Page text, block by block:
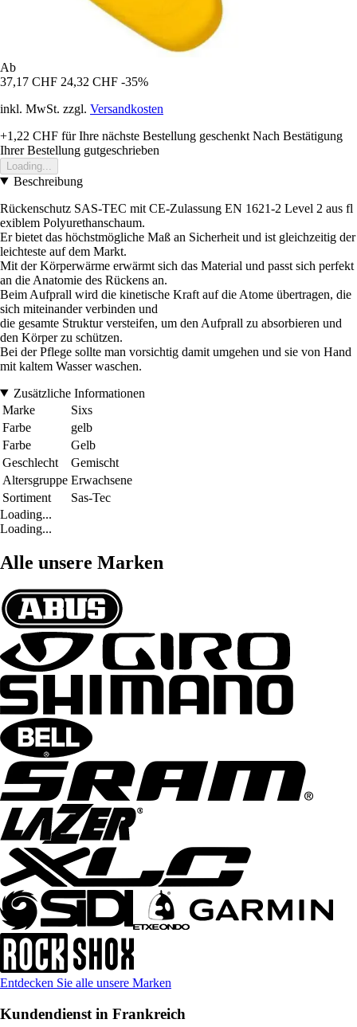
Ab
37,17 CHF 24,32 CHF -35%
inkl. MwSt. zzgl. Versandkosten
+1,22 CHF für Ihre nächste Bestellung geschenkt Nach Bestätigung
Ihrer Bestellung gutgeschrieben
Loading...
Beschreibung
Rückenschutz SAS-TEC mit CE-Zulassung EN 1621-2 Level 2 aus fl
exiblem Polyurethanschaum.
Er bietet das höchstmögliche Maß an Sicherheit und ist gleichzeitig der
leichteste auf dem Markt.
Mit der Körperwärme erwärmt sich das Material und passt sich perfekt
an die Anatomie des Rückens an.
Beim Aufprall wird die kinetische Kraft auf die Atome übertragen, die
sich miteinander verbinden und
die gesamte Struktur versteifen, um den Aufprall zu absorbieren und
den Körper zu schützen.
Bei der Pflege sollte man vorsichtig damit umgehen und sie von Hand
mit kaltem Wasser waschen.
Zusätzliche Informationen
Marke
Sixs
Farbe
gelb
Farbe
Gelb
Geschlecht
Gemischt
Altersgruppe Erwachsene
Sortiment
Sas-Tec
Loading...
Loading...
Alle unsere Marken
Entdecken Sie alle unsere Marken
Kundendienst in Frankreich